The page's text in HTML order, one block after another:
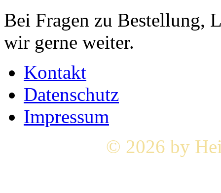
Bei Fragen zu Bestellung,
wir gerne weiter.
Kontakt
Datenschutz
Impressum
© 2026 by